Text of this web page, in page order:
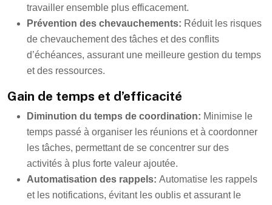
travailler ensemble plus efficacement.
Prévention des chevauchements: Réduit les risques
de chevauchement des tâches et des conflits
d’échéances, assurant une meilleure gestion du temps
et des ressources.
Gain de temps et d’efficacité
Diminution du temps de coordination: Minimise le
temps passé à organiser les réunions et à coordonner
les tâches, permettant de se concentrer sur des
activités à plus forte valeur ajoutée.
Automatisation des rappels: Automatise les rappels
et les notifications, évitant les oublis et assurant le